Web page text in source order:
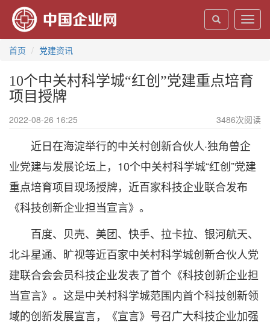
首页
党建资讯
10个中关村科学城“红创”党建重点培育
项目授牌
2022-08-26 16:25 3486次阅读
近日在海淀举行的中关村创新合伙人·独角兽企
业党建与发展论坛上，10个中关村科学城“红创”党建
重点培育项目现场授牌，近百家科技企业联合发布
《科技创新企业担当宣言》。
百度、贝壳、美团、快手、拉卡拉、银河航天、
北斗星通、旷视等近百家中关村科学城创新合伙人党
建联合会会员科技企业发表了首个《科技创新企业担
当宣言》。这是中关村科学城范围内首个科技创新领
域的创新发展宣言，《宣言》号召广大科技企业加强